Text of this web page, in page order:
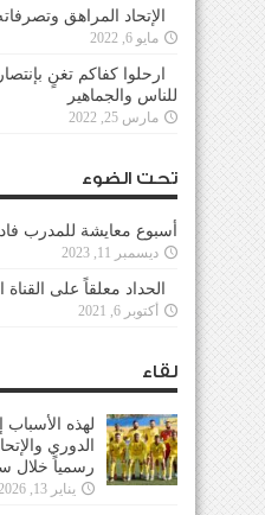
الإتحاد المراهق
مايو 6, 2022
ارحلوا كفاكم تغنٍ
للناس والجماهير
مارس 25, 2022
تحت الضوء
أسبوع معايشة للمدرب
ديسمبر 11, 2023
الحداد معلقاً على القناة
أكتوبر 6, 2021
لقاء
لهذه
الدوري
رسمياً خلال
يناير 13, 2026